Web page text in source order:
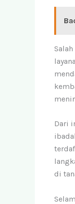
Dari
di